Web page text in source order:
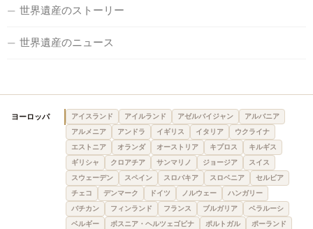
世界遺産のストーリー
世界遺産のニュース
ヨーロッパ アイスランド アイルランド アゼルバイジャン
アルバニア
アルメニア
アンドラ イギリス イタリア
ウクライナ
エストニア
オランダ オーストリア キプロス
キルギス
ギリシャ
クロアチア サンマリノ ジョージア
スイス
スウェーデン
スペイン スロバキア スロベニア
セルビア
チェコ
デンマーク ドイツ ノルウェー
ハンガリー
バチカン
フィンランド フランス ブルガリア
ベラルーシ
ベルギー
ボスニア・ヘルツェゴビナ ポルトガル
ポーランド